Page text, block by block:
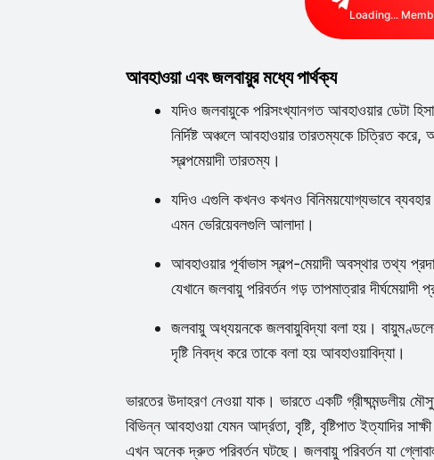
Loading...
আবহাওয়া এবং জলবায়ুর মধ্যে পার্থক্য
যদিও জলবায়ুকে পরিসংখ্যানগত আবহাওয়ার ডেটা
নির্দিষ্ট অঞ্চলে আবহাওয়ার তারতম্যকে চিত্রিত
স্বল্পমেয়াদী তারতম্য।
যদিও এগুলি কখনও কখনও বিনিময়যোগ্যভাবে
এমন ভেরিয়েবলগুলি আলাদা।
আবহাওয়ার পূর্বাভাস স্বল্প-মেয়াদী অবস্থার তথ্য
যেখানে জলবায়ু পরিবর্তন গড় তাপমাত্রার
জলবায়ু অধ্যয়নকে জলবায়ুবিদ্যা বলা হয়।
দৃষ্টি নিবদ্ধ করে তাকে বলা হয় আবহাওয়াবিদ্যা।
ভারতের উদাহরণ নেওয়া যাক। ভারতে একটি গ্রীষ্মমন্ডলীয়
বিভিন্ন আবহাওয়া যেমন আর্দ্রতা, বৃষ্টি, বৃষ্টিপাত ইত্যাদির
এখন অনেক দ্রুত পরিবর্তন ঘটছে। জলবায়ু পরিবর্তন যা